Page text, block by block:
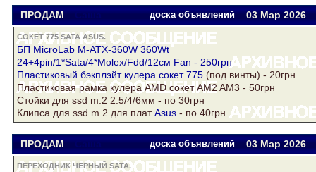
ПРОДАМ Саша доска объявлений 03 Мар2026
СОКЕТ 775 SATA ASUS.
БП MicroLab M-ATX-360W 360Wt
24+4pin/1*Sata/4*Molex/Fdd/12см Fan - 250грн
Пластиковый бэкплэйт кулера сокет 775 (под винты) - 20грн
Пластиковая рамка кулера AMD сокет AM2 AM3 - 50грн
Стойки для ssd m.2 2.5/4/6мм - по 30грн
Клипса для ssd m.2 для платAsus - по 40грн
ПРОДАМ Саша доска объявлений 03 Мар2026
ПЕРЕХОДНИК ЧЕРНЫЙ SATA.